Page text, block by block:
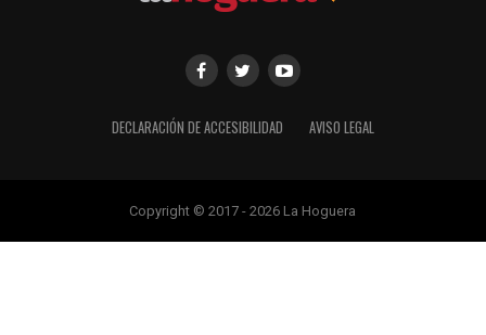
DECLARACIÓN DE ACCESIBILIDAD AVISO LEGAL
Copyright © 2017 - 2026 La Hoguera